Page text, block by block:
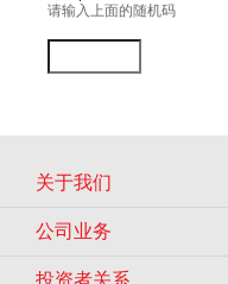
关于我们
公司业务
投资者关系